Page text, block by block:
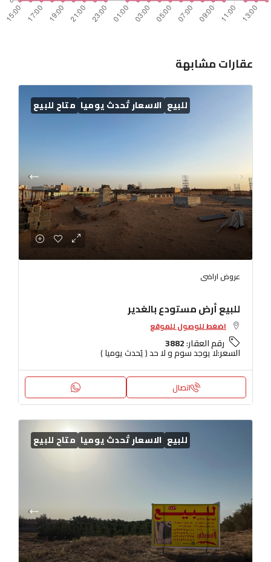
عقارات مشابهة
للبيع الاسعار تُحدث يوميا متاح للبيع
عروض اراضى
للبيع أرض مستودع بالغدير
اضغط للوصول للموقع
رقم العقار:3882
السعر:لا يوجد سوم و لا حد ( يُحدث يوميا )
اتصال
للبيع الاسعار تُحدث يوميا متاح للبيع